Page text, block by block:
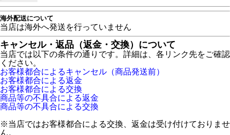
海外配送について
当店は海外へ発送を行っていません
キャンセル・返品（返金・交換）について
当店では以下の条件の通りです。詳細は、各リンク先をご確認
ください。
お客様都合によるキャンセル（商品発送前）
お客様都合による返金
お客様都合による交換
商品等の不具合による返金
商品等の不具合による交換
※当店ではお客様都合による交換、返金は受け付けておりませ
ん。